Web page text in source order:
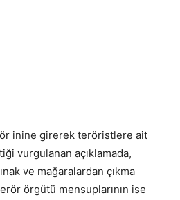
inine girerek teröristlere ait
vurgulanan açıklamada,
ve mağaralardan çıkma
örgütü mensuplarının ise